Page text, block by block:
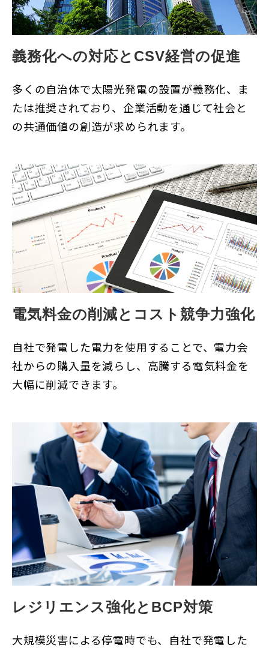
義務化への対応とCSV経営の促進
多くの自治体で太陽光発電の設置が義務化、ま
たは推奨されており、企業活動を通じて社会と
の共通価値の創造が求められます。
電気料金の削減とコスト競争力強化
自社で発電した電力を使用することで、電力会
社からの購入量を減らし、高騰する電気料金を
大幅に削減できます。
レジリエンス強化とBCP対策
大規模災害による停電時でも、自社で発電した